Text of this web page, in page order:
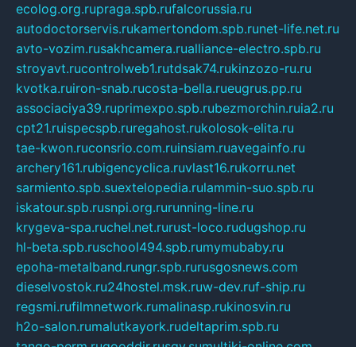
ecolog.org.rupraga.spb.rufalcorussia.ru
autodoctorservis.rukamertondom.spb.runet-life.net.ru
avto-vozim.rusakhcamera.rualliance-electro.spb.ru
stroyavt.rucontrolweb1.rutdsak74.rukinzozo-ru.ru
kvotka.ruiron-snab.rucosta-bella.rueugrus.pp.ru
associaciya39.ruprimexpo.spb.rubezmorchin.ruia2.ru
cpt21.ruispecspb.ruregahost.rukolosok-elita.ru
tae-kwon.ruconsrio.com.ruinsiam.ruavegainfo.ru
archery161.rubigencyclica.ruvlast16.rukorru.net
sarmiento.spb.suextelopedia.rulammin-suo.spb.ru
iskatour.spb.rusnpi.org.rurunning-line.ru
krygeva-spa.ruchel.net.rurust-loco.rudugshop.ru
hl-beta.spb.ruschool494.spb.rumymubaby.ru
epoha-metalband.rungr.spb.rurusgosnews.com
dieselvostok.ru24hostel.msk.ruw-dev.ruf-ship.ru
regsmi.rufilmnetwork.rumalinasp.rukinosvin.ru
h2o-salon.rumalutkayork.rudeltaprim.spb.ru